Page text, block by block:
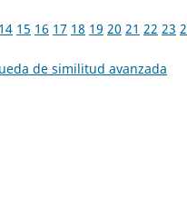
14 15 16 17 18 19 20 21 22 23
de similitud avanzada